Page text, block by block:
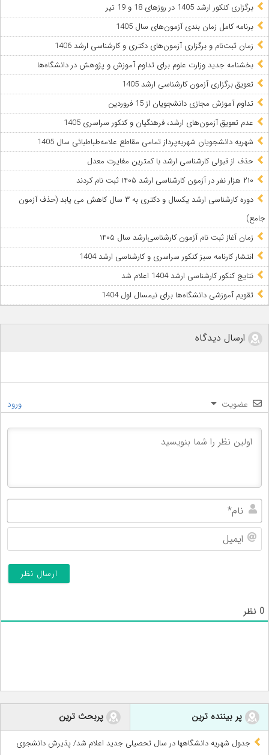
برگزاری کنکور ارشد 1405 در روزهای 18 و 19 تیر
برنامه کامل زمان بندی آزمون‌های سال 1405
زمان ثبت‌نام و برگزاری آزمون‌های دکتری و کارشناسی ارشد 1406
بخشنامه جدید وزارت علوم برای تداوم آموزش و پژوهش در دانشگاه‌ها
تعویق برگزاری آزمون کارشناسی ارشد 1405
تداوم آموزش مجازی دانشجویان از 15 فروردین
عدم تعویق آزمون‌های ارشد، فرهنگیان و کنکور سراسری 1405
شهریه دانشجویان شهریه‌پرداز تمامی مقاطع علامه‌طباطبائی سال 1405
حذف از قبولی کارشناسی ارشد با کمترین مغایرت معدل
۲۱۰ هزار نفر در آزمون کارشناسی ارشد ۱۴۰۵ ثبت نام کردند
دوره کارشناسی ارشد یکسال و دکتری به ۳ سال کاهش می‌ یابد (حذف آزمون
جامع)
زمان آغاز ثبت نام آزمون کارشناسی‌ارشد سال ۱۴۰۵
انتشار کارنامه سبز کنکور سراسری و کارشناسی ارشد 1404
نتایج کنکور کارشناسی ارشد 1404 اعلام شد
تقویم آموزشی دانشگاه‌ها برای نیمسال اول 1404
ارسال دیدگاه
عضویت ورود
0 نظر
پر بیننده ترین پربحث ترین
جدول شهریه دانشگاهها در سال تحصیلی جدید اعلام شد/ پذیرش دانشجوی